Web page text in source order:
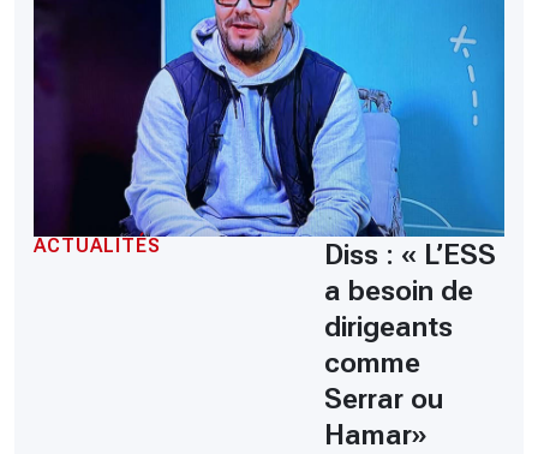
ACTUALITÉS
Diss : « L’ESS
a besoin de
dirigeants
comme
Serrar ou
Hamar»